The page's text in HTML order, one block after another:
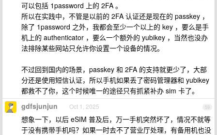
可以包括 1password 上的 2FA 。
所以在实践中，不管是以前的 2FA 认证还是现在的 passkey ，
除了 1password 之外，我都会至少一个以上的 key ，要么是手
机上的 authenticator ，要么一个额外的 yubikey ，当然也没办
法排除某些网站只允许你设置一个设备的情况。
不过回到国内的场景，passkey 和 2FA 的支持就更少了，大部
分还是使用短信认证，所以手机如果丢了密码管理器和 yubikey
都救不了你，这个时候唯一的途径只有抓紧补办 sim 卡了。
59
gdfsjunjun Oct 1, 2025
想象一下，以后 eSIM 普及后，万一手机突然坏了，情况不就等
于没有携带手机吗？如果一时去不了营业厅处理，有备用机也没